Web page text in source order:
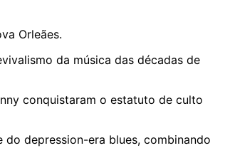
Orleães.
da música das décadas de
conquistaram o estatuto de culto
depression-era blues, combinando